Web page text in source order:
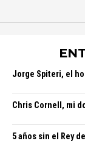
Jorge Spiteri, el
Chris Cornell, mi
5 años sin el Rey